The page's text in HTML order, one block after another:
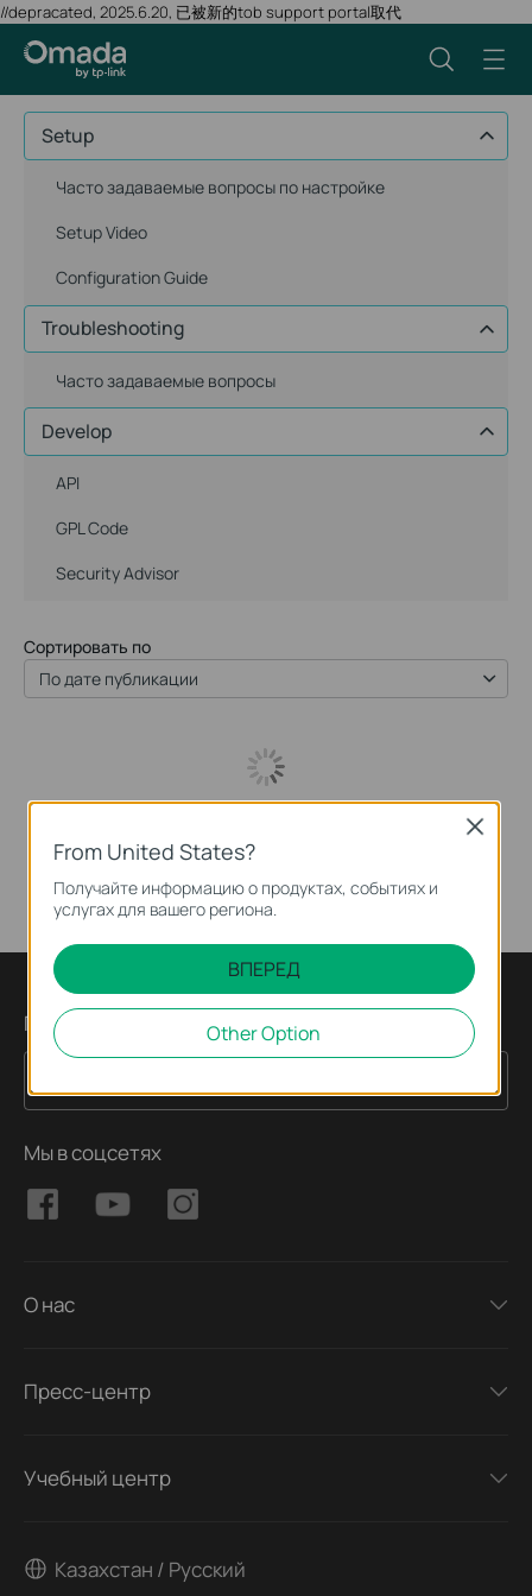
//depracated, 2025.6.20, 已被新的tob support portal取代
Setup
Часто задаваемые вопросы по настройке
Setup Video
Configuration Guide
Troubleshooting
Часто задаваемые вопросы
Develop
API
GPL Code
Security Advisor
Сортировать по
По дате публикации
Подпишитесь на рассылку
Мы в соцсетях
О нас
Пресс-центр
Учебный центр
Казахстан / Русский
From United States?
Получайте информацию о продуктах, событиях и
услугах для вашего региона.
ВПЕРЕД
Other Option
Close